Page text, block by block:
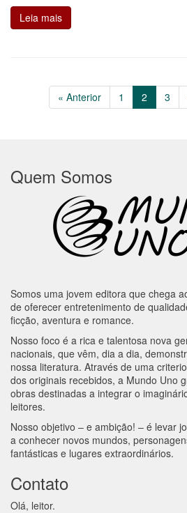
Leia mais
« Anterior 1 2 3
Quem Somos
Somos uma jovem editora que chega
de oferecer entretenimento de
ficção, aventura e romance.
Nosso foco é a rica e talentosa nova
nacionais, que vêm, dia a dia,
nossa literatura. Através de uma
dos originais recebidos, a Mundo Uno
obras destinadas a integrar o
leitores.
Nosso objetivo – e ambição! – é levar
a conhecer novos mundos,
fantásticas e lugares extraordinários.
Contato
Olá, leitor.